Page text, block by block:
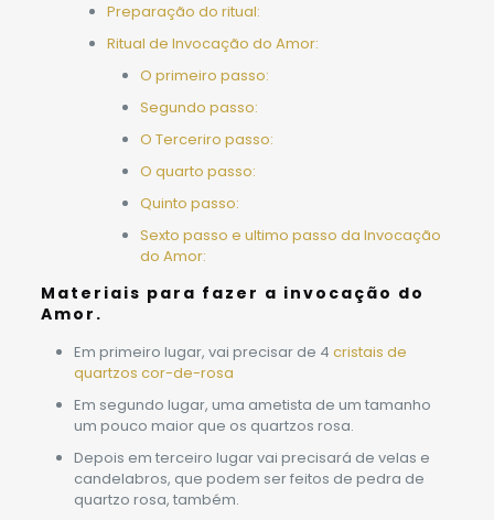
Preparação do ritual:
Ritual de Invocação do Amor:
O primeiro passo:
Segundo passo:
O Terceriro passo:
O quarto passo:
Quinto passo:
Sexto passo e ultimo passo da Invocação
do Amor:
Materiais para fazer a invocação do
Amor.
Em primeiro lugar, vai precisar de 4 cristais de
quartzos cor-de-rosa
Em segundo lugar, uma ametista de um tamanho
um pouco maior que os quartzos rosa.
Depois em terceiro lugar vai precisará de velas e
candelabros, que podem ser feitos de pedra de
quartzo rosa, também.